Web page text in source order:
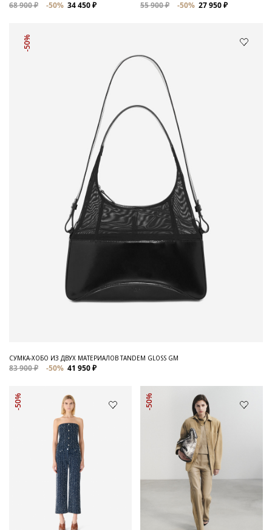
68 900 ₽ -50% 34 450 ₽ 55 900 ₽ -50% 27 950 ₽
-50%
СУМКА-ХОБО ИЗ ДВУХ МАТЕРИАЛОВ TANDEM GLOSS GM
83 900 ₽ -50% 41 950 ₽
-50% -50%